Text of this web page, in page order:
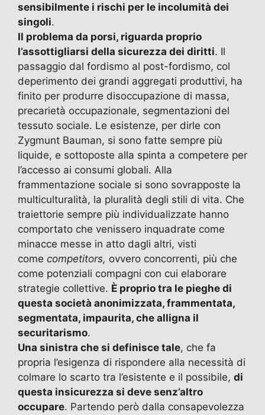
sensibilmente i rischi per le incolumità dei
singoli.
Il problema da porsi, riguarda proprio
l’assottigliarsi della sicurezza dei diritti. Il
passaggio dal fordismo al post-fordismo, col
deperimento dei grandi aggregati produttivi, ha
finito per produrre disoccupazione di massa,
precarietà occupazionale, segmentazioni del
tessuto sociale. Le esistenze, per dirle con
Zygmunt Bauman, si sono fatte sempre più
liquide, e sottoposte alla spinta a competere per
l’accesso ai consumi globali. Alla
frammentazione sociale si sono sovrapposte la
multiculturalità, la pluralità degli stili di vita. Che
traiettorie sempre più individualizzate hanno
comportato che venissero inquadrate come
minacce messe in atto dagli altri, visti
come competitors, ovvero concorrenti, più che
come potenziali compagni con cui elaborare
strategie collettive. È proprio tra le pieghe di
questa società anonimizzata, frammentata,
segmentata, impaurita, che alligna il
securitarismo.
Una sinistra che si definisce tale, che fa
propria l’esigenza di rispondere alla necessità di
colmare lo scarto tra l’esistente e il possibile, di
questa insicurezza si deve senz’altro
occupare. Partendo però dalla consapevolezza